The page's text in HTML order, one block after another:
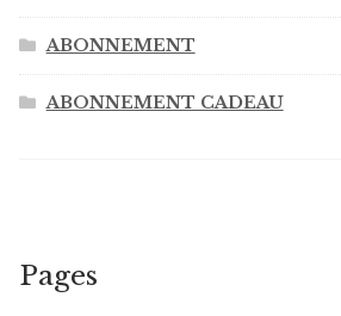
ABONNEMENT
ABONNEMENT CADEAU
Pages